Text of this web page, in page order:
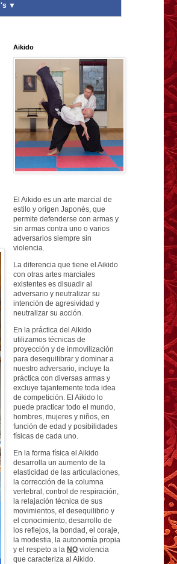
▼
Aikido
El Aikido es un arte marcial de
estilo y origen Japonés, que
permite defenderse con armas y
sin armas contra uno o varios
adversarios siempre sin
violencia.
La diferencia que tiene el Aikido
con otras artes marciales
existentes es disuadir al
adversario y neutralizar su
intención de agresividad y
neutralizar su acción.
En la práctica del Aikido
utilizamos técnicas de
proyección y de inmovilización
para desequilibrar y dominar a
nuestro adversario, incluye la
práctica con diversas armas y
excluye tajantemente toda idea
de competición. El Aikido lo
puede practicar todo el mundo,
hombres, mujeres y niños, en
función de edad y posibilidades
físicas de cada uno.
En la forma física el Aikido
desarrolla un aumento de la
elasticidad de las articulaciones,
la corrección de la columna
vertebral, control de respiración,
la relajación técnica de sus
movimientos, el desequilibrio y
el conocimiento, desarrollo de
los reflejos, la bondad, el coraje,
la modestia, la autonomía propia
y el respeto a la NO violencia
que caracteriza al Aikido.